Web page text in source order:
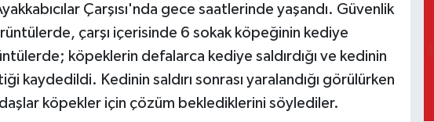
Çarşısı'nda gece saatlerinde yaşandı. Güvenlik
çarşı içerisinde 6 sokak köpeğinin kediye
köpeklerin defalarca kediye saldırdığı ve kedinin
kaydedildi. Kedinin saldırı sonrası yaralandığı görülürken
köpekler için çözüm beklediklerini söylediler.